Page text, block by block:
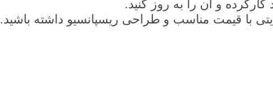
و آن را به روز کنید.
با قیمت مناسب و طراحی ریسپانسیو داشته باشید.